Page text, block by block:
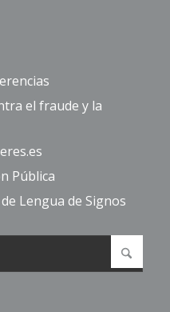
el fraude y la
Pública
Lengua de Signos